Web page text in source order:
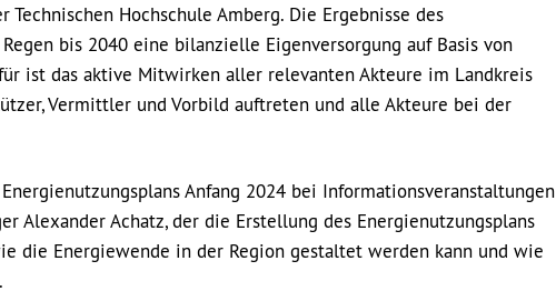
Hochschule Amberg. Die Ergebnisse des
bis 2040 eine bilanzielle Eigenversorgung auf Basis von
ist das aktive Mitwirken aller relevanten Akteure im Landkreis
Vermittler und Vorbild auftreten und alle Akteure bei der
Anfang 2024 bei Informationsveranstaltungen
Alexander Achatz, der die Erstellung des Energienutzungsplans
die Energiewende in der Region gestaltet werden kann und wie